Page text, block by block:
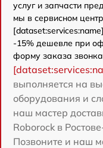
услуг и запчасти
мы в сервисном
-15% дешевле при
форму заказа
выполняется на
оборудования и
наш мастер
Roborock в
Позвоните и наш